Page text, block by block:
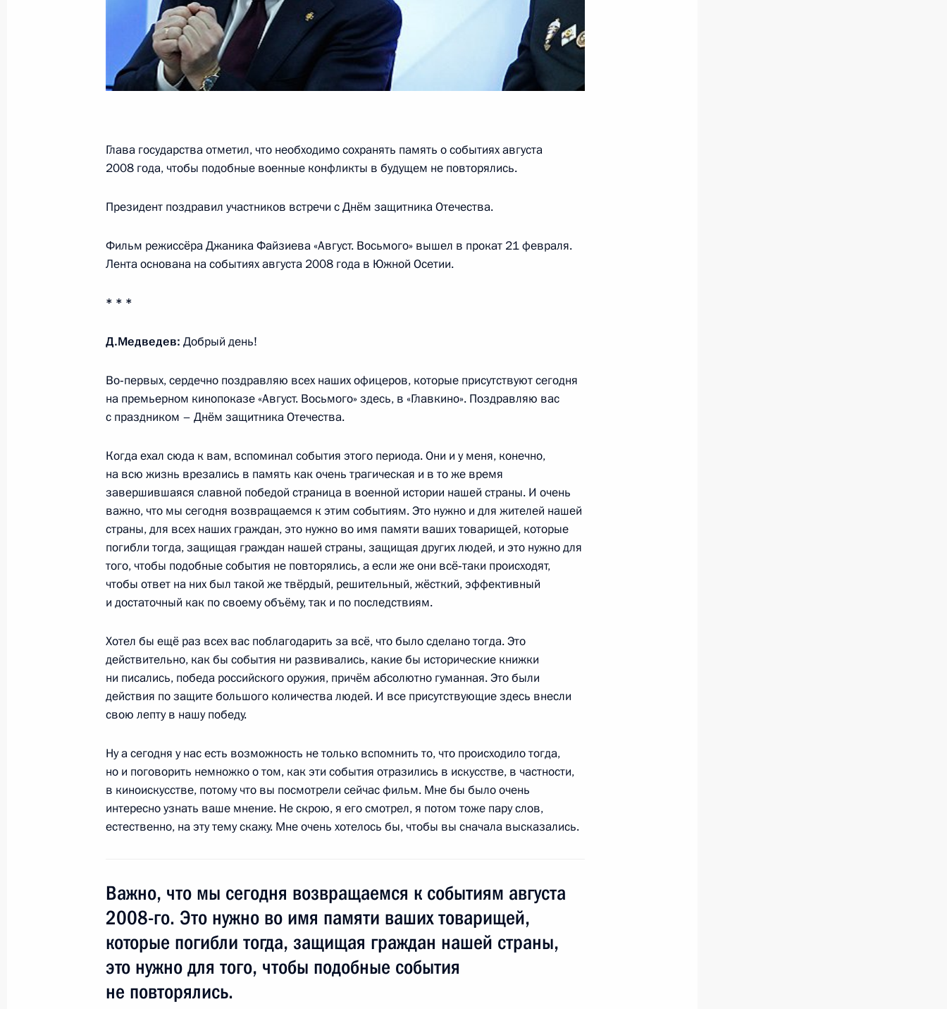
Президент принял отставку губернатора Приморья Сергея
Дарькина
28 февраля 2012 года, 14:15
27 февраля 2012 года, понедельник
Президент информирован о мерах, принимаемых для помощи
пострадавшим при обрушении дома в Астрахани
27 февраля 2012 года, 15:45
Посещение чебоксарской гимназии №5
27 февраля 2012 года, 15:00 Чебоксары
Посещение научно-производственного предприятия «ЭКРА»
27 февраля 2012 года, 14:30 Чебоксары
26 февраля 2012 года, воскресенье
Поздравление Абдо Раббо Мансуру Хади по случаю избрания
на пост Президента Йеменской Республики
25 февраля 2012 года, суббота
Дмитрий Медведев внёс кандидатуру Шолбана Кара-оола для
25 февраля 2012 года, 19:00
Телефонный разговор с Президентом Таджикистана Эмомали
Рахмоном
25 февраля 2012 года, 16:20
Глава государства отметил, что необходимо сохранять память о событиях августа
2008 года, чтобы подобные военные конфликты в будущем не повторялись.
Президент поздравил участников встречи с Днём защитника Отечества.
Фильм режиссёра Джаника Файзиева «Август. Восьмого» вышел в прокат 21 февраля.
Лента основана на событиях августа 2008 года в Южной Осетии.
* * *
Д.Медведев: Добрый день!
Во‑первых, сердечно поздравляю всех наших офицеров, которые присутствуют сегодня
на премьерном кинопоказе «Август. Восьмого» здесь, в «Главкино». Поздравляю вас
с праздником – Днём защитника Отечества.
Когда ехал сюда к вам, вспоминал события этого периода. Они и у меня, конечно,
на всю жизнь врезались в память как очень трагическая и в то же время
завершившаяся славной победой страница в военной истории нашей страны. И очень
важно, что мы сегодня возвращаемся к этим событиям. Это нужно и для жителей нашей
страны, для всех наших граждан, это нужно во имя памяти ваших товарищей, которые
погибли тогда, защищая граждан нашей страны, защищая других людей, и это нужно для
того, чтобы подобные события не повторялись, а если же они всё‑таки происходят,
чтобы ответ на них был такой же твёрдый, решительный, жёсткий, эффективный
и достаточный как по своему объёму, так и по последствиям.
Хотел бы ещё раз всех вас поблагодарить за всё, что было сделано тогда. Это
действительно, как бы события ни развивались, какие бы исторические книжки
ни писались, победа российского оружия, причём абсолютно гуманная. Это были
действия по защите большого количества людей. И все присутствующие здесь внесли
свою лепту в нашу победу.
Ну а сегодня у нас есть возможность не только вспомнить то, что происходило тогда,
но и поговорить немножко о том, как эти события отразились в искусстве, в частности,
в киноискусстве, потому что вы посмотрели сейчас фильм. Мне бы было очень
интересно узнать ваше мнение. Не скрою, я его смотрел, я потом тоже пару слов,
естественно, на эту тему скажу. Мне очень хотелось бы, чтобы вы сначала высказались.
Важно, что мы сегодня возвращаемся к событиям августа
2008-го. Это нужно во имя памяти ваших товарищей,
которые погибли тогда, защищая граждан нашей страны,
это нужно для того, чтобы подобные события
не повторялись.